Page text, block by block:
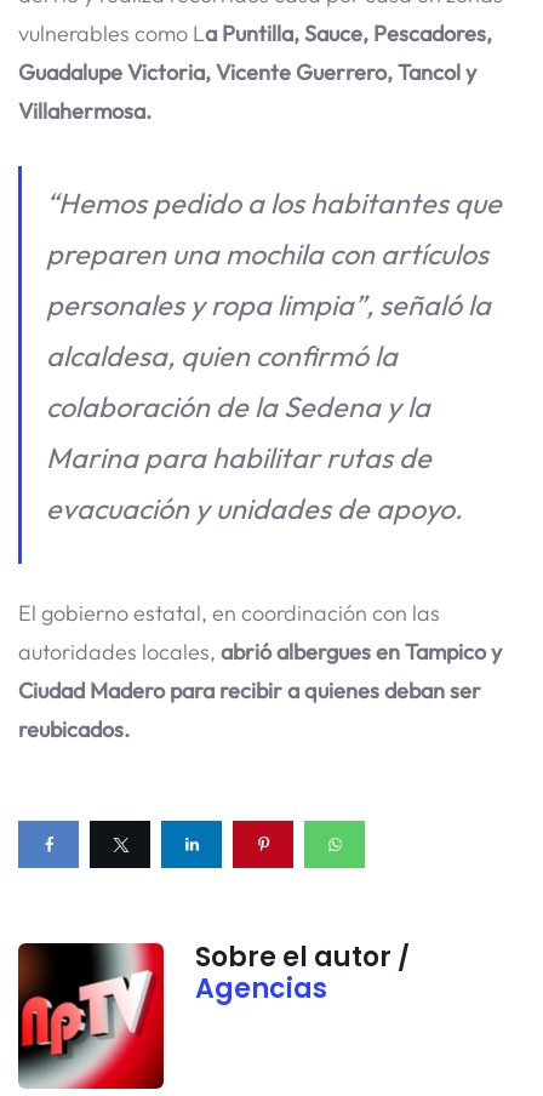
vulnerables como La Puntilla, Sauce, Pescadores,
Guadalupe Victoria, Vicente Guerrero, Tancol y
Villahermosa.
“Hemos pedido a los habitantes que
preparen una mochila con artículos
personales y ropa limpia”, señaló la
alcaldesa, quien confirmó la
colaboración de la Sedena y la
Marina para habilitar rutas de
evacuación y unidades de apoyo.
El gobierno estatal, en coordinación con las
autoridades locales, abrió albergues en Tampico y
Ciudad Madero para recibir a quienes deban ser
reubicados.
Sobre el autor /
Agencias